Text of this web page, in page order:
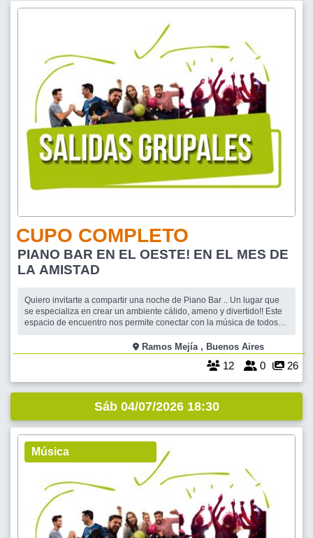
CUPO COMPLETO
PIANO BAR EN EL OESTE! EN EL MES DE
LA AMISTAD
Quiero invitarte a compartir una noche de Piano Bar .. Un lugar que
se especializa en crear un ambiente cálido, ameno y divertido!! Este
espacio de encuentro nos permite conectar con la música de todos
interpretados en el piano y además tendrás la posibilidad de cantar
el tema que
Ramos Mejía , Buenos Aires
12 0 26
Sáb 04/07/2026 18:30
Música